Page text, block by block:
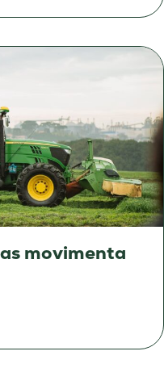
movimenta